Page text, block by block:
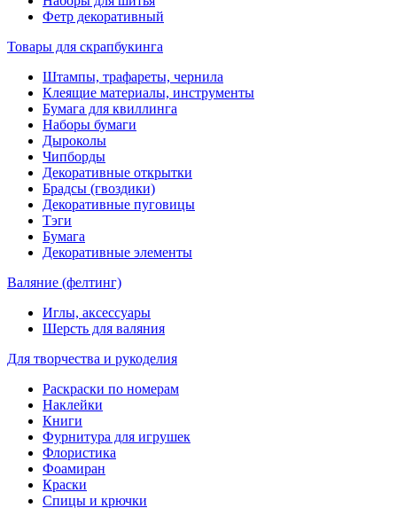
Фетр декоративный
Товары для скрапбукинга
Штампы, трафареты, чернила
Клеящие материалы, инструменты
Бумага для квиллинга
Наборы бумаги
Дыроколы
Чипборды
Декоративные открытки
Брадсы (гвоздики)
Декоративные пуговицы
Тэги
Бумага
Декоративные элементы
Валяние (фелтинг)
Иглы, аксессуары
Шерсть для валяния
Для творчества и рукоделия
Раскраски по номерам
Наклейки
Книги
Фурнитура для игрушек
Флористика
Фоамиран
Краски
Спицы и крючки